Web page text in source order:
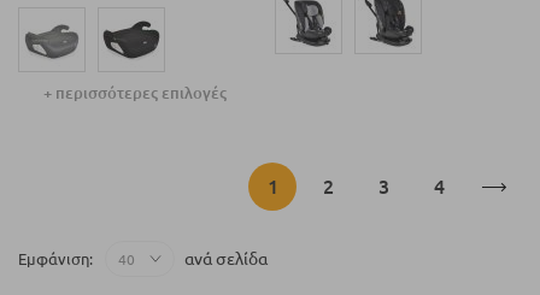
+ περισσότερες επιλογές
Διαβάζετε
1 Σελίδα
2 Σελίδα
3 Σελίδα
4
Εμφάνιση ανά σελίδα